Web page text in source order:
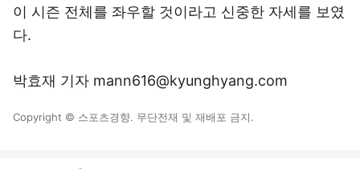
이 시즌 전체를 좌우할 것이라고 신중한 자세를 보였
다.
박효재 기자 mann616@kyunghyang.com
Copyright © 스포츠경향. 무단전재 및 재배포 금지.